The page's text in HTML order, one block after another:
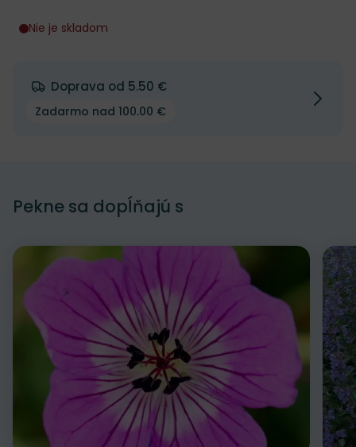
Nie je skladom
Doprava od 5.50 €
Zadarmo nad 100.00 €
Pekne sa dopĺňajú s